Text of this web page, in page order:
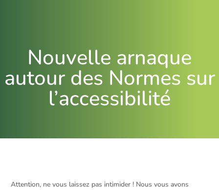
Nouvelle arnaque
autour des Normes sur
l’accessibilité
Attention, ne vous laissez pas intimider ! Nous vous avons